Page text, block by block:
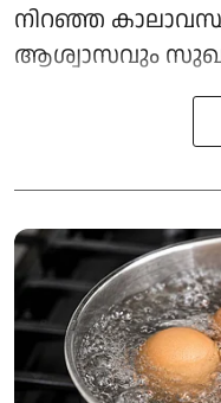
നിറഞ്ഞ
ആശ്വാസവും